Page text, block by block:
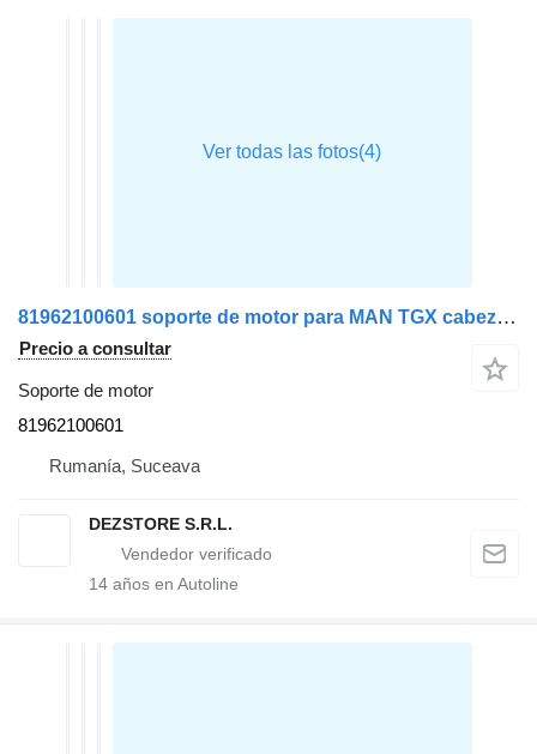
81962100601 soporte de motor para MAN TGX cabeza tractora
Precio a consultar
Soporte de motor
81962100601
Rumanía, Suceava
DEZSTORE S.R.L.
14 años en Autoline